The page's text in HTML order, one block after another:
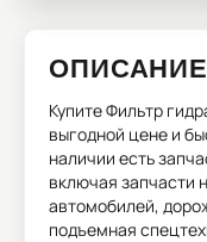
ОПИСАНИЕ
КупитеФильтр
выгодной цене и
наличии есть
включая запчасти
автомобилей,
подъемная